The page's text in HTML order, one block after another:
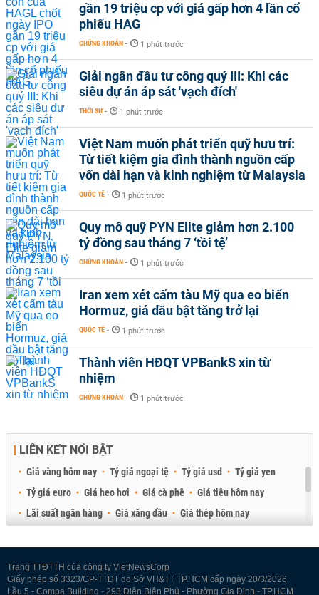
gần 19 triệu cp với giá gấp hơn 4 lần cổ
phiếu HAG
CHỨNG KHOÁN - 1 phút trước
Giải ngân đầu tư công quý III: Khi các
siêu dự án áp sát 'vạch đích'
THỜI SỰ - 1 phút trước
Việt Nam muốn phát triển quỹ hưu trí:
Từ tiết kiệm gia đình thành nguồn cấp
vốn dài hạn và kinh nghiệm từ Malaysia
QUỐC TẾ - 1 phút trước
Quy mô quỹ PYN Elite giảm hơn 2.100
tỷ đồng sau tháng 7 ‘tồi tệ’
CHỨNG KHOÁN - 1 phút trước
Iran xem xét cấm tàu Mỹ qua eo biển
Hormuz, giá dầu bật tăng trở lại
QUỐC TẾ - 1 phút trước
Thành viên HĐQT VPBankS xin từ
nhiệm
CHỨNG KHOÁN - 1 phút trước
LIÊN KẾT NỔI BẬT
Giá vàng hôm nay Tỷ giá ngoại tệ Tỷ giá usd
Tỷ giá yen
Tỷ giá euro
Giá heo hơi Giá cà phê
Giá tiêu hôm nay
Lãi suất ngân hàng
Giá xăng dầu
Giá thép hôm nay
Trang TTĐTTH của công ty VietNewsCorp
Giấy phép số 3323/GP-TTĐT do Sở VH&TT TP.HCM cấp ngày 20/3/2026
Lầu 5 - Compa Building - 293 Điện Biên Phủ - Phường Gia Định - TP.HCM